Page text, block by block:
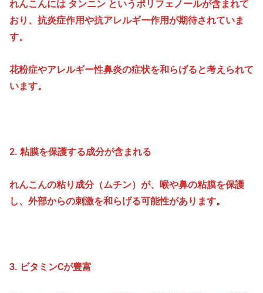
れんこんには タンニン というポリフェノールが含まれて
おり、抗炎症作用や抗アレルギー作用が期待されていま
す。
花粉症やアレルギー性鼻炎の症状を和らげると考えられて
います。
2. 粘膜を保護する成分が含まれる
れんこんの粘り成分（ムチン）が、喉や鼻の粘膜を保護
し、外部からの刺激を和らげる可能性があります。
3. ビタミンCが豊富